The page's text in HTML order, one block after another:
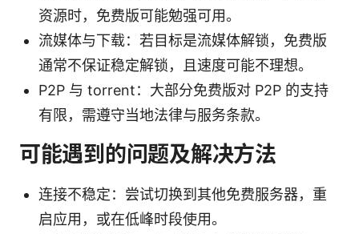
资源时，免费版可能勉强可用。
流媒体与下载：若目标是流媒体解锁，免费版
通常不保证稳定解锁，且速度可能不理想。
P2P 与 torrent：大部分免费版对 P2P 的支持
有限，需遵守当地法律与服务条款。
可能遇到的问题及解决方法
连接不稳定：尝试切换到其他免费服务器，重
启应用，或在低峰时段使用。